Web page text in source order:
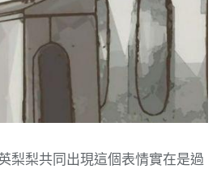
梨梨共同出現這個表情實在是過